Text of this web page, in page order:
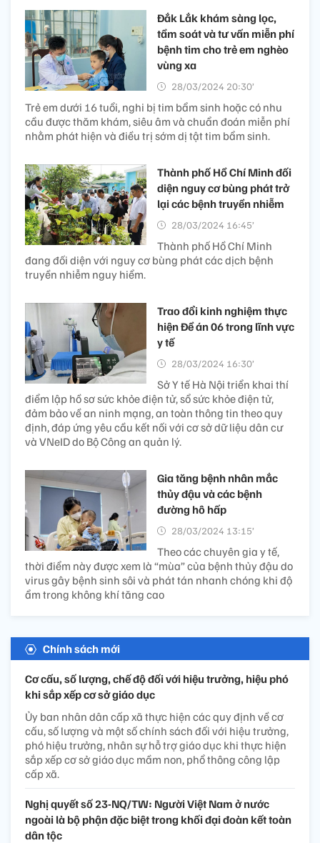
Đắk Lắk khám sàng lọc,
tầm soát và tư vấn miễn phí
bệnh tim cho trẻ em nghèo
vùng xa
28/03/2024 20:30’
Trẻ em dưới 16 tuổi, nghi bị tim bẩm sinh hoặc có nhu
cầu được thăm khám, siêu âm và chuẩn đoán miễn phí
nhằm phát hiện và điều trị sớm dị tật tim bẩm sinh.
Thành phố Hồ Chí Minh đối
diện nguy cơ bùng phát trở
lại các bệnh truyền nhiễm​
28/03/2024 16:45’
Thành phố Hồ Chí Minh
đang đối diện với nguy cơ bùng phát các dịch bệnh
truyền nhiễm nguy hiểm.
Trao đổi kinh nghiệm thực
hiện Đề án 06 trong lĩnh vực
y tế
28/03/2024 16:30’
Sở Y tế Hà Nội triển khai thí
điểm lập hồ sơ sức khỏe điện tử, sổ sức khỏe điện tử,
đảm bảo về an ninh mạng, an toàn thông tin theo quy
định, đáp ứng yêu cầu kết nối với cơ sở dữ liệu dân cư
và VNeID do Bộ Công an quản lý.
Gia tăng bệnh nhân mắc
thủy đậu và các bệnh
đường hô hấp
28/03/2024 13:15’
Theo các chuyên gia y tế,
thời điểm này được xem là “mùa” của bệnh thủy đậu do
virus gây bệnh sinh sôi và phát tán nhanh chóng khi độ
ẩm trong không khí tăng cao
Chính sách mới
Cơ cấu, số lượng, chế độ đối với hiệu trưởng, hiệu phó
khi sắp xếp cơ sở giáo dục
Ủy ban nhân dân cấp xã thực hiện các quy định về cơ
cấu, số lượng và một số chính sách đối với hiệu trưởng,
phó hiệu trưởng, nhân sự hỗ trợ giáo dục khi thực hiện
sắp xếp cơ sở giáo dục mầm non, phổ thông công lập
cấp xã.
Nghị quyết số 23-NQ/TW: Người Việt Nam ở nước
ngoài là bộ phận đặc biệt trong khối đại đoàn kết toàn
dân tộc